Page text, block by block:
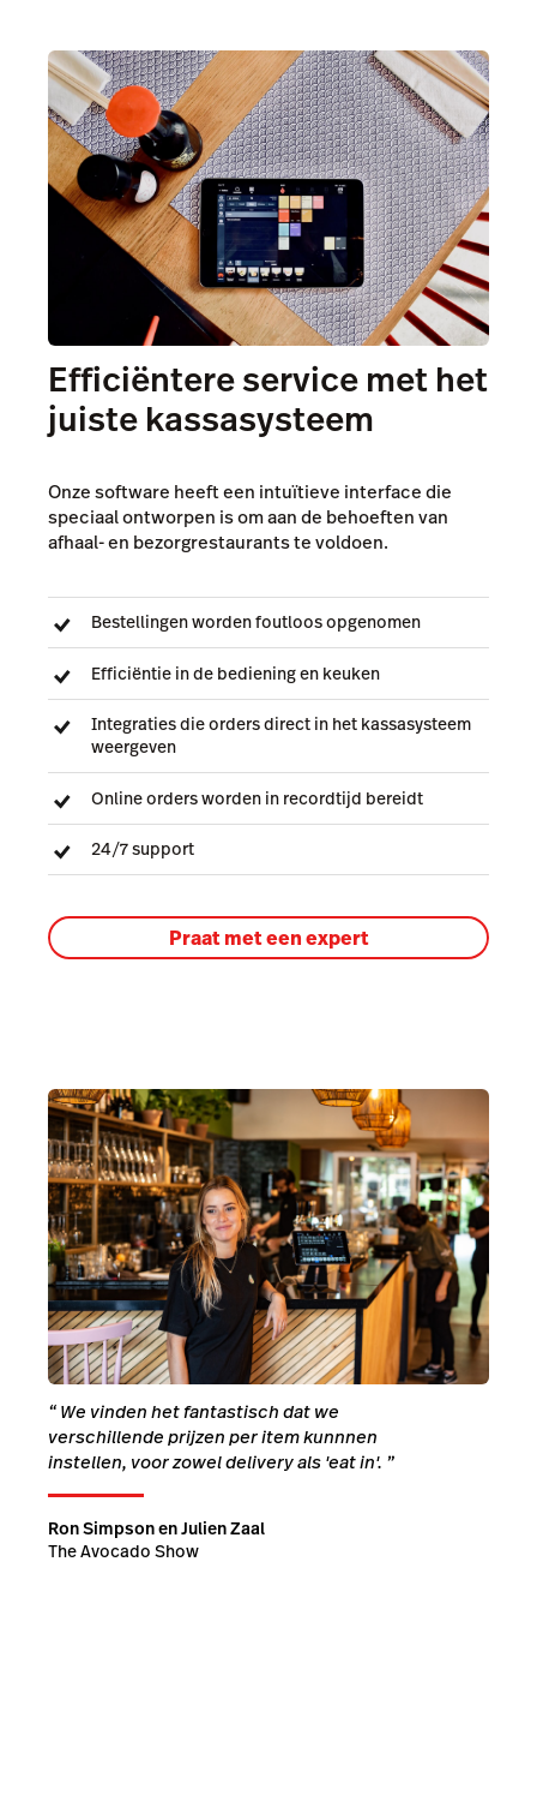
Efficiëntere service met het
juiste kassasysteem
Onze software heeft een intuïtieve interface die
speciaal ontworpen is om aan de behoeften van
afhaal- en bezorgrestaurants te voldoen.
Bestellingen worden foutloos opgenomen
Efficiëntie in de bediening en keuken
Integraties die orders direct in het kassasysteem
weergeven
Online orders worden in recordtijd bereidt
24/7 support
Praat met een expert
“We vinden het fantastisch dat we
verschillende prijzen per item kunnnen
instellen, voor zowel delivery als 'eat in'. ”
Ron Simpson en Julien Zaal
The Avocado Show